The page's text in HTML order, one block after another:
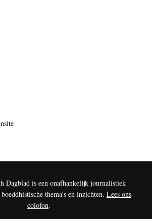
Dagblad is een onafhankelijk journalistiek
thema’s en inzichten. Lees ons
colofon.